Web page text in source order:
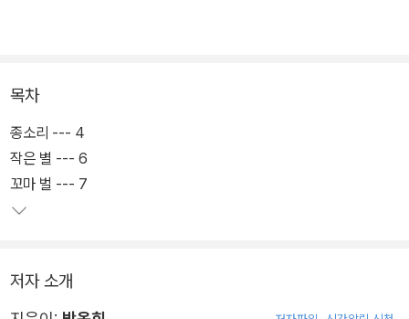
목차
종소리 --- 4
작은 별 --- 6
꼬마 벌 --- 7
저자 소개